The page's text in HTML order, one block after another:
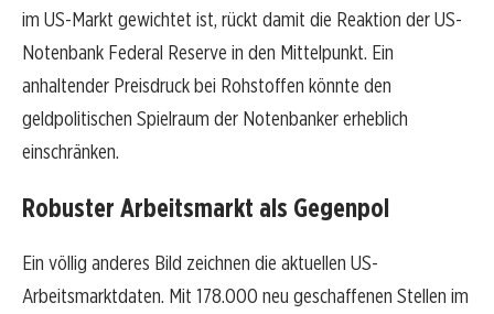
im US-Markt gewichtet ist, rückt damit die Reaktion der US-
Notenbank Federal Reserve in den Mittelpunkt. Ein
anhaltender Preisdruck bei Rohstoffen könnte den
geldpolitischen Spielraum der Notenbanker erheblich
einschränken.
Robuster Arbeitsmarkt als Gegenpol
Ein völlig anderes Bild zeichnen die aktuellen US-
Arbeitsmarktdaten. Mit 178.000 neu geschaffenen Stellen im